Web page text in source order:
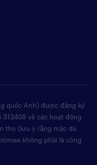
quốc Anh) được đăng ký
về các hoạt động
thọ (lưu ý rằng mặc dù
không phải là công